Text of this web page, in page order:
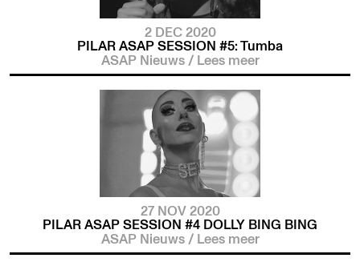
2 DEC 2020
PILAR ASAP SESSION #5: Tumba
ASAP Nieuws /Lees meer
27 NOV 2020
PILAR ASAP SESSION #4 DOLLY BING BING
ASAP Nieuws /Lees meer